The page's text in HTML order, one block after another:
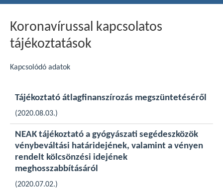
Koronavírussal kapcsolatos
tájékoztatások
Kapcsolódó adatok
Tájékoztató átlagfinanszírozás megszüntetéséről
(2020.08.03.)
NEAK tájékoztató a gyógyászati segédeszközök
vénybeváltási határidejének, valamint a vényen
rendelt kölcsönzési idejének
meghosszabbításáról
(2020.07.02.)